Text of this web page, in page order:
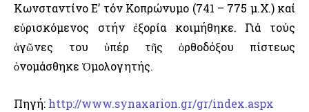
Κωνσταντίνο Ε’ τόν Κοπρώνυμο (741 – 775 μ.Χ.) καί
εὑρισκόμενος στήν ἐξορία κοιμήθηκε. Γιά τούς
ἀγῶνες του ὑπέρ τῆς ὀρθοδόξου πίστεως
ὀνομάσθηκε Ὁμολογητής.
Πηγή: http://www.synaxarion.gr/gr/index.aspx